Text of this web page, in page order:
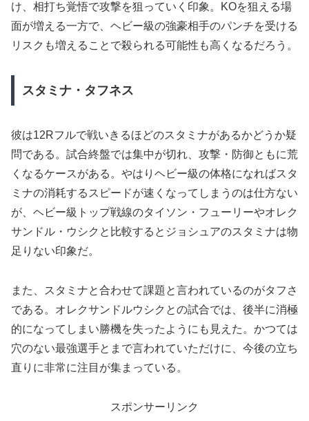
け、相打ち覚悟で攻撃を狙っていく印象。KOを狙える場
面が増える一方で、ヘビー級の強豪相手のパンチを受ける
リスクも増えることで殺られる可能性も高くなるだろう。
スタミナ・タフネス
彼は12Rフルで戦いきるほどのスタミナがあるかどうか疑
問である。試合終盤では集中が切れ、攻撃・防御ともに荒
くなるケースがある。やはりヘビー級の体格になればスタ
ミナの消耗するスピードが速くなってしまうのは仕方ない
が、ヘビー級トップ戦線のタイソン・フューリーやオレク
サンドル・ウシクと比較するとジョシュアのスタミナは物
足りない印象だ。
また、スタミナと合わせて課題と言われているのがタフさ
である。オレクサンドルウシクとの試合では、後半に消極
的になってしまい勝機を失ったようにも見えた。かつては
穴のない最強選手とまで言われていただけに、今後の立ち
直りに非常に注目が集まっている。
スポンサーリンク